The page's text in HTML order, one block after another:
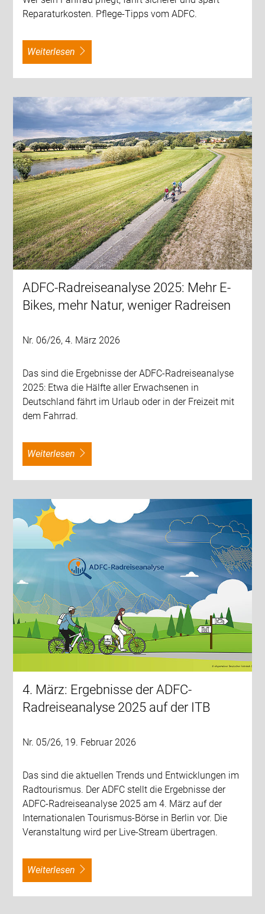
Reparaturkosten. Pflege-Tipps vom ADFC.
weiterlesen
ADFC-Radreiseanalyse 2025: Mehr E-
Bikes, mehr Natur, weniger Radreisen
Nr. 06/26, 4. März 2026
Das sind die Ergebnisse der ADFC-Radreiseanalyse
2025: Etwa die Hälfte aller Erwachsenen in
Deutschland fährt im Urlaub oder in der Freizeit mit
dem Fahrrad.
weiterlesen
4. März: Ergebnisse der ADFC-
Radreiseanalyse 2025 auf der ITB
Nr. 05/26, 19. Februar 2026
Das sind die aktuellen Trends und Entwicklungen im
Radtourismus. Der ADFC stellt die Ergebnisse der
ADFC-Radreiseanalyse 2025 am 4. März auf der
Internationalen Tourismus-Börse in Berlin vor. Die
Veranstaltung wird per Live-Stream übertragen.
weiterlesen